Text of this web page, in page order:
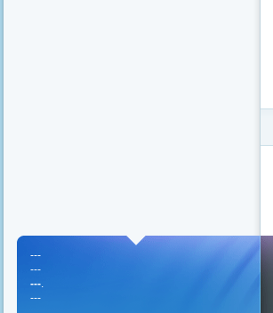
---
---
---
---